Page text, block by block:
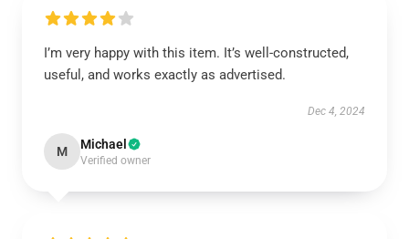
I’m very happy with this item. It’s well-constructed,
useful, and works exactly as advertised.
Dec 4, 2024
M Michael
Verified owner